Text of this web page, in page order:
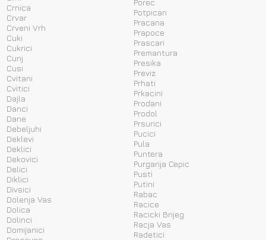
Crnica
Crvar
Crveni Vrh
Cuki
Cukrici
Cunj
Cusi
Cvitani
Cvitici
Dajla
Danci
Dane
Debeljuhi
Deklevi
Deklici
Dekovici
Delici
Diklici
Divsici
Dolenja Vas
Dolica
Dolinci
Domijanici
Porec
Potpican
Pracana
Prapoce
Prascari
Premantura
Presika
Previz
Prhati
Prkacini
Prodani
Prodol
Prsurici
Pucici
Pula
Puntera
Purgarija Cepic
Pusti
Putini
Rabac
Racice
Racicki Brijeg
Racja Vas
Radetici